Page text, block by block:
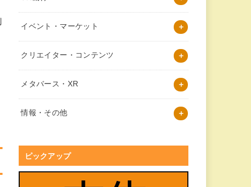
イベント・マーケット
クリエイター・コンテンツ
メタバース・XR
情報・その他
ピックアップ